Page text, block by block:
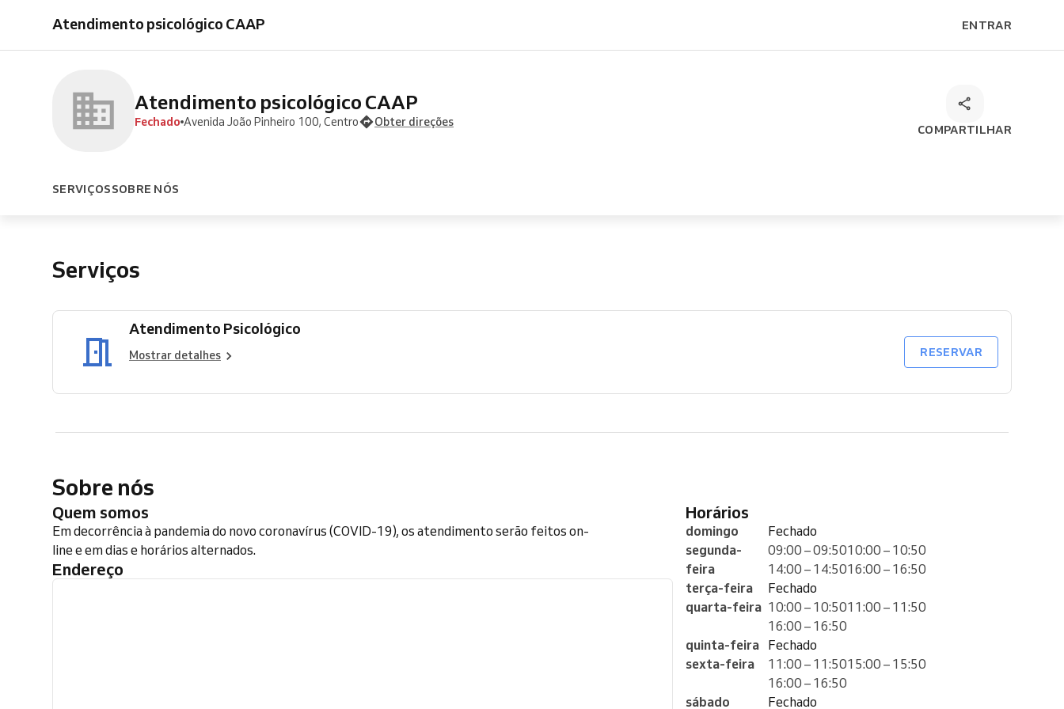
Atendimento psicológico CAAP ENTRAR
Atendimento psicológico CAAP
Fechado Avenida João Pinheiro 100, Centro Obter direções
COMPARTILHAR
SERVIÇOSSOBRE NÓS
Serviços
Atendimento Psicológico
Mostrar detalhes RESERVAR
Sobre nós
Quem somos
Em decorrência à pandemia do novo coronavírus (COVID-19), os atendimento serão feitos on-
line e em dias e horários alternados.
Endereço
Horários
domingo
Fechado
segunda-
feira
09:00 – 09:5010:00 – 10:50
14:00 – 14:5016:00 – 16:50
terça-feira
Fechado
quarta-feira 10:00 – 10:5011:00 – 11:50
16:00 – 16:50
quinta-feira Fechado
sexta-feira
11:00 – 11:5015:00 – 15:50
16:00 – 16:50
sábado
Fechado